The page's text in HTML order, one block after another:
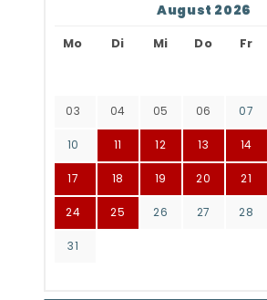
August 2026
Mo Di Mi Do Fr
03 04 05 06 07
10 11 12 13 14
17 18 19 20 21
24 25 26 27 28
31